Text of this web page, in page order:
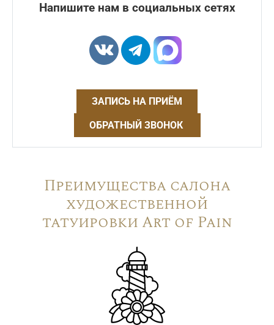
Напишите нам в социальных сетях
ЗАПИСЬ НА ПРИЁМ
ОБРАТНЫЙ ЗВОНОК
Преимущества салона
художественной
татуировки Art of Pain